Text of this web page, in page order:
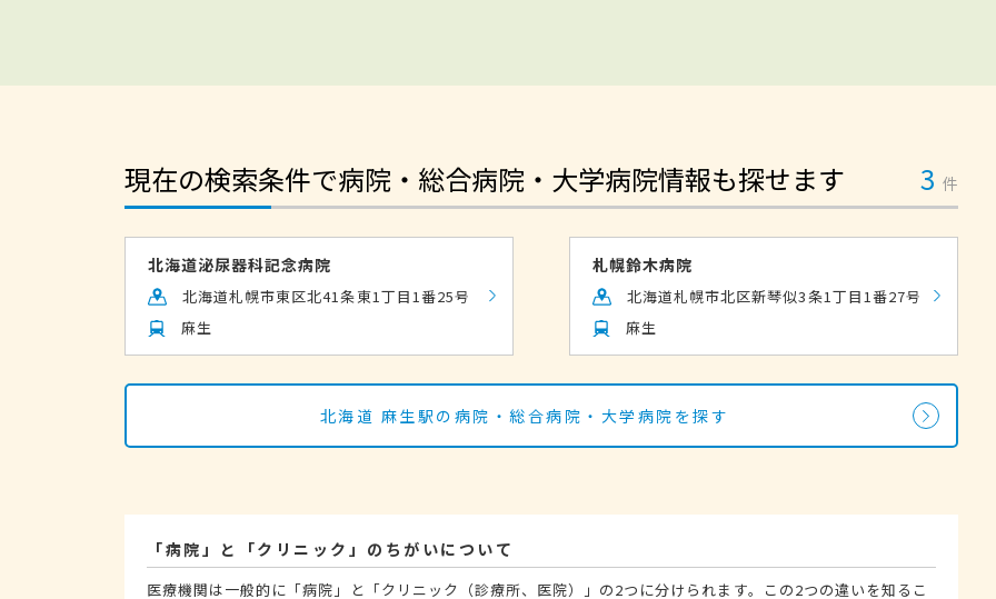
現在の検索条件で病院・総合病院・大学病院情報も探せます 3 件
北海道泌尿器科記念病院
北海道札幌市東区北41条東1丁目1番25号
麻生
札幌鈴木病院
北海道札幌市北区新琴似3条1丁目1番27号
麻生
北海道 麻生駅の病院・総合病院・大学病院を探す
「病院」と「クリニック」のちがいについて
医療機関は一般的に「病院」と「クリニック（診療所、医院）」の2つに分けられます。この2つの違いを知るこ